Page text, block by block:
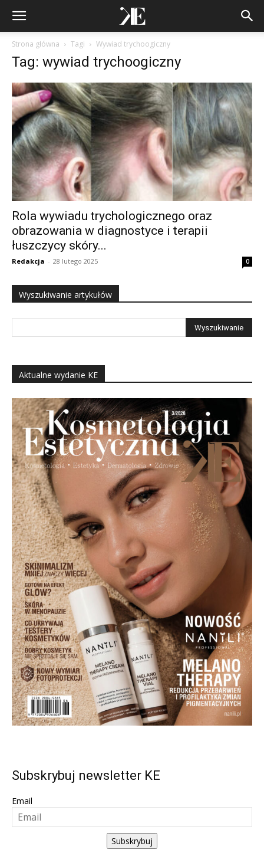
Strona główna Tagi Wywiad trychoogiczny
Tag: wywiad trychoogiczny
Rola wywiadu trychologicznego oraz
obrazowania w diagnostyce i terapii
łuszczycy skóry...
Redakcja - 28 lutego 2025 0
Wyszukiwanie artykułów
Aktualne wydanie KE
Subskrybuj newsletter KE
Email
Subskrybuj